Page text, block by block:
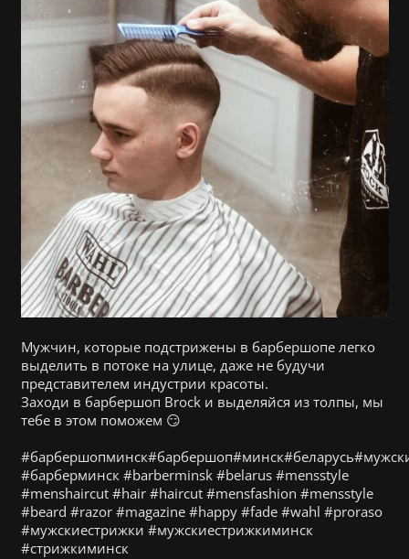
Мужчин, которые подстрижены в барбершопе легко
выделить в потоке на улице, даже не будучи
представителем индустрии красоты.
Заходи в барбершоп Brock и выделяйся из толпы, мы
тебе в этом поможем 😏
#барберминск #barberminsk #belarus #mensstyle
#menshaircut #hair #haircut #mensfashion #mensstyle
#beard #razor #magazine #happy #fade #wahl #proraso
#мужскиестрижки #мужскиестрижкиминск
#стрижкиминск